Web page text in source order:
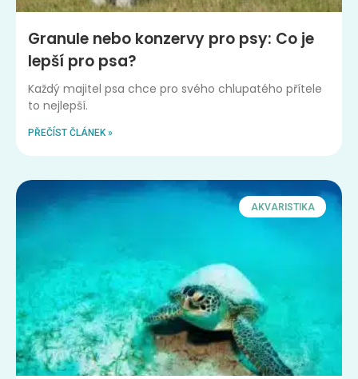
Granule nebo konzervy pro psy: Co je
lepší pro psa?
Každý majitel psa chce pro svého chlupatého přítele
to nejlepší.
PŘEČÍST ČLÁNEK »
AKVARISTIKA